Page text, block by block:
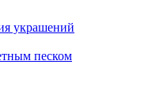
украшений
песком